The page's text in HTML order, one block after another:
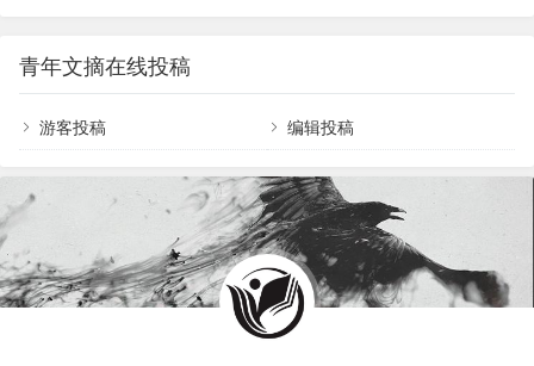
走廊上做嵌入式的鞋柜，冰箱也整合进柜子里，另
一侧的墙面摆放穿衣镜，方便出门前整理仪容。69
平的简约…
院做到如此完美。只有强迫症，才能把庭院做到如
此完美。01精雕细琢的布局，强迫症的完美体现走
进这些庭院，你会发现每一处布局都经过了深思熟
虑。草坪、花坛、水景、座椅，这些元素被精心安
次感。主入口与小径的转折，每一个角落的点缀，
都经过精心规划…
青年文摘在线投稿
游客投稿 编辑投稿